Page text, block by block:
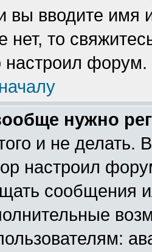
вы вводите
нет, то
настроил форум.
нужно
и не делать.
настроил
сообщения